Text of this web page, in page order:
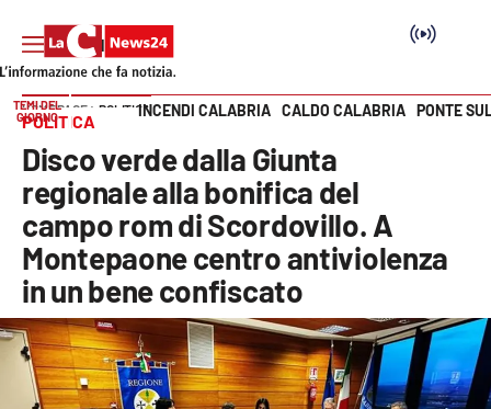
SEZIONI
Cronaca
Politica
Attualità
Economia e lavoro
Vai
TEMI DEL
GIORNO
INCENDI CALABRIA CALDO CALABRIA PONTE
HOME PAGE POLITICA
POLITICA
Disco verde dalla Giunta
regionale alla bonifica del
campo rom di Scordovillo. A
Montepaone centro antiviolenza
in un bene confiscato